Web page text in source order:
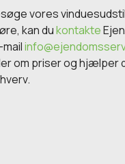
vores
kan dukontakte
om priser og hjælper